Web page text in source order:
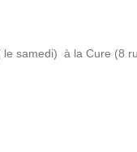
samedi) à la Cure (8